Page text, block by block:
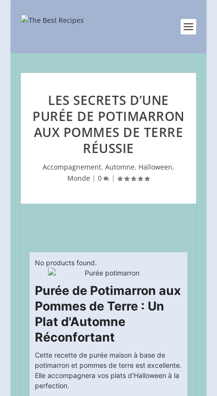
LES SECRETS D’UNE
PURÉE DE POTIMARRON
AUX POMMES DE TERRE
RÉUSSIE
Accompagnement, Automne, Halloween,
Monde |0 |
No products found.
Purée de Potimarron aux
Pommes de Terre : Un
Plat d'Automne
Réconfortant
Cette recette de purée maison à base de
potimarron et pommes de terre est excellente.
Elle accompagnera vos plats d'Halloween à la
perfection.